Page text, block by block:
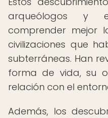
arqueólogos y
comprender mejor
civilizaciones que
subterráneas. Han
forma de vida, su
relación con el
Además, los